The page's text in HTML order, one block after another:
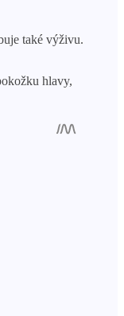
také výživu.
hlavy,